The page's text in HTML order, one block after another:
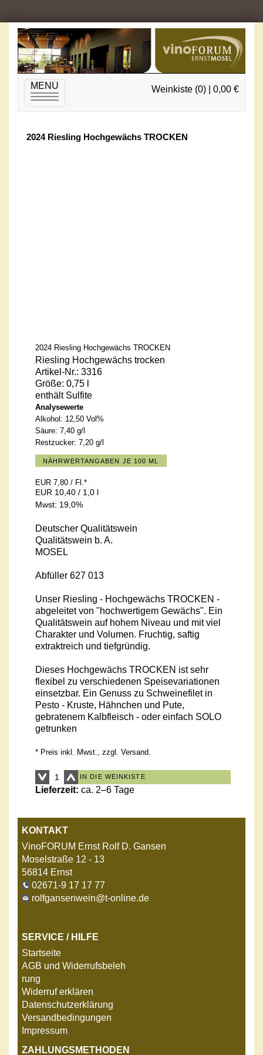
MENU
Toggle
navigation
Weinkiste (0) | 0,00 €
2024 Riesling Hochgewächs TROCKEN
2024 Riesling Hochgewächs TROCKEN
Riesling Hochgewächs trocken
Artikel-Nr.: 3316
Größe: 0,75 l
enthält Sulfite
Analysewerte
Alkohol: 12,50 Vol%
Säure: 7,40 g/l
Restzucker: 7,20 g/l
NÄHRWERTANGABEN JE 100 ML
EUR 7,80 / Fl.*
EUR 10,40 / 1,0 l
Mwst: 19,0%
Deutscher Qualitätswein
Qualitätswein b. A.
MOSEL
Abfüller 627 013
Unser Riesling - Hochgewächs TROCKEN -
abgeleitet von "hochwertigem Gewächs". Ein
Qualitätswein auf hohem Niveau und mit viel
Charakter und Volumen. Fruchtig, saftig
extraktreich und tiefgründig.
Dieses Hochgewächs TROCKEN ist sehr
flexibel zu verschiedenen Speisevariationen
einsetzbar. Ein Genuss zu Schweinefilet in
Pesto - Kruste, Hähnchen und Pute,
gebratenem Kalbfleisch - oder einfach SOLO
getrunken
* Preis inkl. Mwst., zzgl. Versand.
IN DIE WEINKISTE
Lieferzeit: ca. 2–6 Tage
KONTAKT
VinoFORUM Ernst Rolf D. Gansen
Moselstraße 12 - 13
56814 Ernst
02671-9 17 17 77
rolfgansenwein@t-online.de
SERVICE / HILFE
Startseite
AGB und Widerrufsbeleh
rung
Widerruf erklären
Datenschutzerklärung
Versandbedingungen
Impressum
ZAHLUNGSMETHODEN